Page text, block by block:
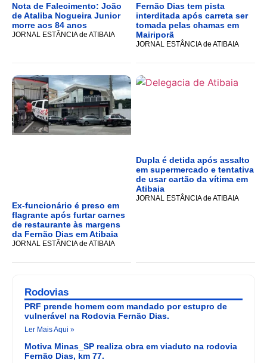
Nota de Falecimento: João
de Ataliba Nogueira Junior
morre aos 84 anos
JORNAL ESTÂNCIA de ATIBAIA
Fernão Dias tem pista
interditada após carreta ser
tomada pelas chamas em
Mairiporã
JORNAL ESTÂNCIA de ATIBAIA
Ex-funcionário é preso em
flagrante após furtar carnes
de restaurante às margens
da Fernão Dias em Atibaia
JORNAL ESTÂNCIA de ATIBAIA
Dupla é detida após assalto
em supermercado e tentativa
de usar cartão da vítima em
Atibaia
JORNAL ESTÂNCIA de ATIBAIA
Rodovias
PRF prende homem com mandado por estupro de
vulnerável na Rodovia Fernão Dias.
Ler Mais Aqui »
Motiva Minas_SP realiza obra em viaduto na rodovia
Fernão Dias, km 77.